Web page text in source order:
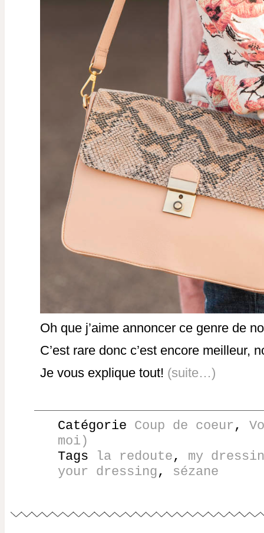
Oh que j’aime annoncer ce genre de
C’est rare donc c’est encore meilleur,
Je vous explique tout! (suite…)
Catégorie Coup de coeur,
moi)
Tags
la redoute, my
your dressing, sézane